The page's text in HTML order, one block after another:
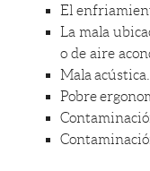
El
La mala
o de aire
Mala acústica.
Pobre